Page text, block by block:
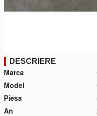
DESCRIERE
Marca
Model
Piesa
An